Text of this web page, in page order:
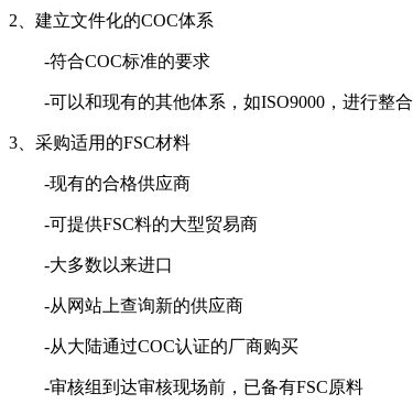
2、建立文件化的COC体系
-符合COC标准的要求
-可以和现有的其他体系，如ISO9000，进行整合
3、采购适用的FSC材料
-现有的合格供应商
-可提供FSC料的大型贸易商
-大多数以来进口
-从网站上查询新的供应商
-从大陆通过COC认证的厂商购买
-审核组到达审核现场前，已备有FSC原料